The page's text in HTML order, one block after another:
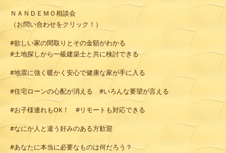
ＮＡＮＤＥＭＯ相談会
（お問い合わせをクリック！）
#欲しい家の間取りとその金額がわかる
#土地探しから一級建築士と共に検討できる
#地震に強く暖かく安心で健康な家が手に入る
#住宅ローンの心配が消える #いろんな要望が言える
#お子様連れもOK！ #リモートも対応できる
#なにか人と違う好みのある方歓迎
#あなたに本当に必要なものは何だろう？